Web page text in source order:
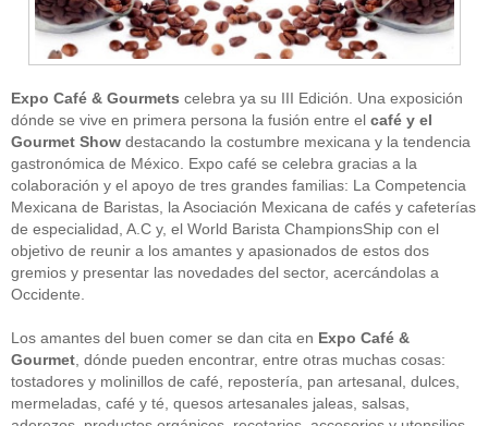
Expo Café & Gourmets celebra ya su III Edición. Una exposición
dónde se vive en primera persona la fusión entre el café y el
Gourmet Show destacando la costumbre mexicana y la tendencia
gastronómica de México. Expo café se celebra gracias a la
colaboración y el apoyo de tres grandes familias: La Competencia
Mexicana de Baristas, la Asociación Mexicana de cafés y cafeterías
de especialidad, A.C y, el World Barista ChampionsShip con el
objetivo de reunir a los amantes y apasionados de estos dos
gremios y presentar las novedades del sector, acercándolas a
Occidente.
Los amantes del buen comer se dan cita en Expo Café &
Gourmet, dónde pueden encontrar, entre otras muchas cosas:
tostadores y molinillos de café, repostería, pan artesanal, dulces,
mermeladas, café y té, quesos artesanales jaleas, salsas,